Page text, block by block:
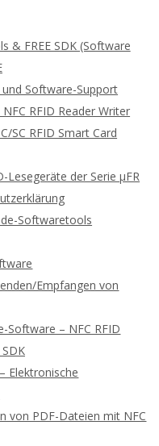
& FREE SDK (Software
Software-Support
RFID Reader Writer
SC RFID Smart Card
Lesegeräte der Serie μFR
Softwaretools
Empfangen von
Software – NFC RFID
Elektronische
von PDF-Dateien mit NFC